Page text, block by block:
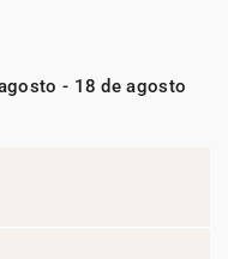
- 18 de agosto